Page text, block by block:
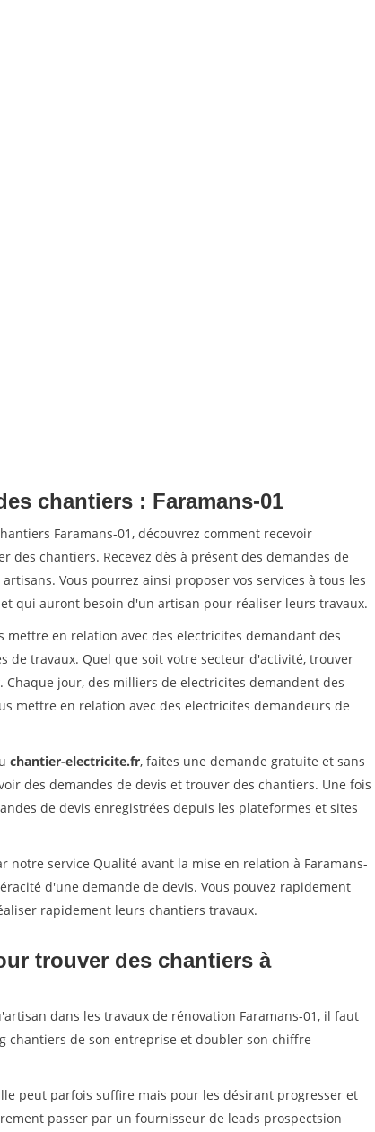
chantiers : Faramans-01
Faramans-01, découvrez comment recevoir
des chantiers. Recevez dès à présent des demandes de
Vous pourrez ainsi proposer vos services à tous les
qui auront besoin d'un artisan pour réaliser leurs travaux.
en relation avec des electricites demandant des
de travaux. Quel que soit votre secteur d'activité, trouver
. Chaque jour, des milliers de electricites demandent des
mettre en relation avec des electricites demandeurs de
chantier-electricite.fr, faites une demande gratuite et sans
des demandes de devis et trouver des chantiers. Une fois
de devis enregistrées depuis les plateformes et sites
notre service Qualité avant la mise en relation à Faramans-
d'une demande de devis. Vous pouvez rapidement
rapidement leurs chantiers travaux.
trouver des chantiers à
dans les travaux de rénovation Faramans-01, il faut
de son entreprise et doubler son chiffre
peut parfois suffire mais pour les désirant progresser et
passer par un fournisseur de leads prospectsion